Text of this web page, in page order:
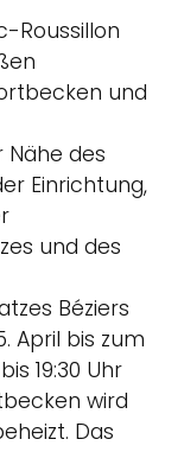
Roussillon
und
Nähe des
Einrichtung,
und des
Béziers
April bis zum
19:30 Uhr
wird
Das